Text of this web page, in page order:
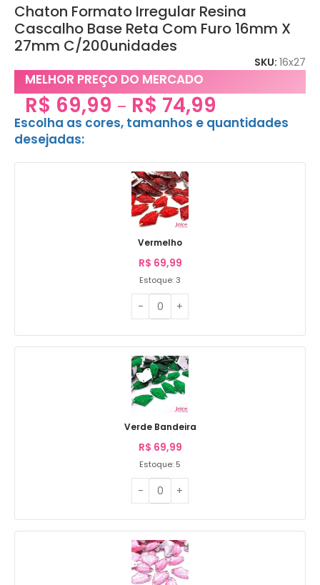
Chaton Formato Irregular Resina
Cascalho Base Reta Com Furo 16mm X
27mm C/200unidades
SKU: 16x27
MELHOR PREÇO DO MERCADO
R$ 69,99 – R$ 74,99
Escolha as cores, tamanhos e quantidades
desejadas:
Vermelho
R$ 69,99
Estoque: 3
Verde Bandeira
R$ 69,99
Estoque: 5